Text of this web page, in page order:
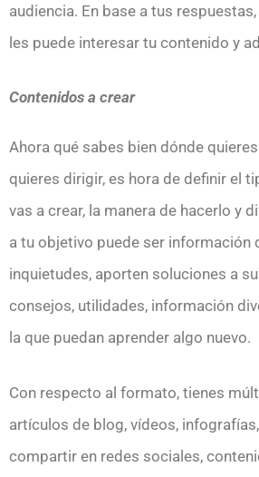
audiencia. En base a tus
les puede interesar tu contenido y
Contenidos a crear
Ahora qué sabes bien dónde
quieres dirigir, es hora de definir el
vas a crear, la manera de hacerlo y
a tu objetivo puede ser información
inquietudes, aporten soluciones a
consejos, utilidades, información
la que puedan aprender algo nuevo.
Con respecto al formato, tienes
artículos de blog, vídeos,
compartir en redes sociales,